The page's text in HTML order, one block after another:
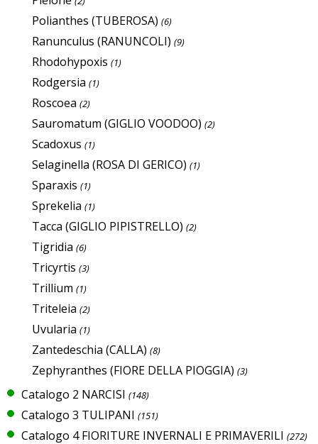
Polianthes (TUBEROSA) (6)
Ranunculus (RANUNCOLI) (9)
Rhodohypoxis (1)
Rodgersia (1)
Roscoea (2)
Sauromatum (GIGLIO VOODOO) (2)
Scadoxus (1)
Selaginella (ROSA DI GERICO) (1)
Sparaxis (1)
Sprekelia (1)
Tacca (GIGLIO PIPISTRELLO) (2)
Tigridia (6)
Tricyrtis (3)
Trillium (1)
Triteleia (2)
Uvularia (1)
Zantedeschia (CALLA) (8)
Zephyranthes (FIORE DELLA PIOGGIA) (3)
Catalogo 2 NARCISI (148)
Catalogo 3 TULIPANI (151)
Catalogo 4 FIORITURE INVERNALI E PRIMAVERILI (272)